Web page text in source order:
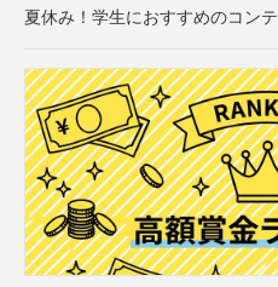
夏休み！学生におすすめのコン